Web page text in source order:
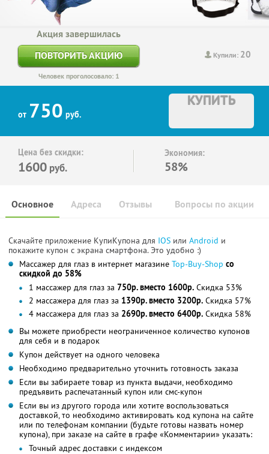
Купили: 20
Акция завершилась
ПОВТОРИТЬ АКЦИЮ
Человек проголосовало: 1
от 750 руб.
КУПИТЬ
Цена без скидки:
1600 руб.
Экономия:
58%
Основное Отзывы Вопросы по акции
Адреса
Скачайте приложение КупиКупона для IOS или Android и
покажите купон с экрана смартфона. Это удобно :)
Массажер для глаз в интернет магазине Top-Buy-Shop со
скидкой до 58%
1 массажер для глаз за 750р. вместо 1600р. Скидка 53%
2 массажера для глаз за 1390р. вместо 3200р. Скидка 57%
4 массажера для глаз за 2690р. вместо 6400р. Скидка 58%
Вы можете приобрести неограниченное количество купонов
для себя и в подарок
Купон действует на одного человека
Необходимо предварительно уточнить готовность заказа
Если вы забираете товар из пункта выдачи, необходимо
предъявить распечатанный купон или смс-купон
Если вы из другого города или хотите воспользоваться
доставкой, то необходимо активировать код купона на сайте
или по телефонам компании (будьте готовы назвать номер
купона), при заказе на сайте в графе «Комментарии» указать:
Точный адрес доставки с индексом